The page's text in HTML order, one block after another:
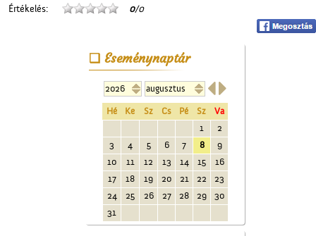
Értékelés: 0/0
Eseménynaptár

Hé Ke Sz Cs Pé Sz
Va
1
2
3
4 5 6 7 8
9
10
11 12 13 14 15
16
17
18 19 20 21 22
23
24
25 26 27 28 29
30
31